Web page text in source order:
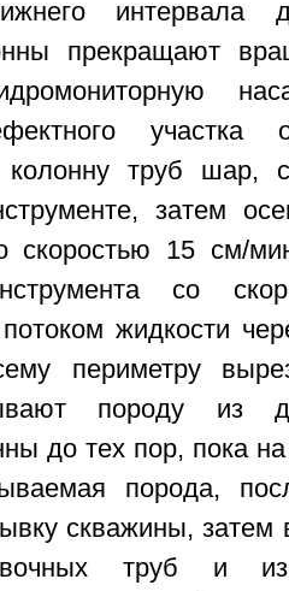
интервала
прекращают
участка
труб шар,
затем
скоростью 15 см/
со
жидкости
периметру
породу из
до тех пор, пока на
порода,
скважины, затем
труб и